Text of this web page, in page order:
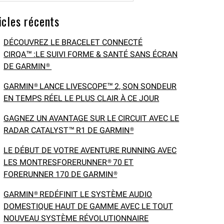
récents
DÉCOUVREZ LE BRACELET CONNECTÉ
CIRQA™ :LE SUIVI FORME & SANTÉ SANS ÉCRAN
DE GARMIN®
GARMIN® LANCE LIVESCOPE™ 2, SON SONDEUR
EN TEMPS RÉEL LE PLUS CLAIR À CE JOUR
GAGNEZ UN AVANTAGE SUR LE CIRCUIT AVEC LE
RADAR CATALYST™ R1 DE GARMIN®
LE DÉBUT DE VOTRE AVENTURE RUNNING AVEC
LES MONTRESFORERUNNER® 70 ET
FORERUNNER 170 DE GARMIN®
GARMIN® REDÉFINIT LE SYSTÈME AUDIO
DOMESTIQUE HAUT DE GAMME AVEC LE TOUT
NOUVEAU SYSTÈME RÉVOLUTIONNAIRE